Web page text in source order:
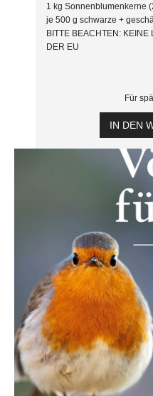
1 kg Sonnenblumenkerne
je 500 g schwarze +
BITTE BEACHTEN:
DER EU
Für
IN DEN